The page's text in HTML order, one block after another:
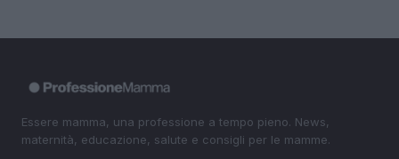
Essere mamma, una professione a tempo pieno. News,
maternità, educazione, salute e consigli per le mamme.